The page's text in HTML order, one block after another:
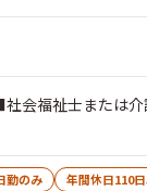
会福祉士または介
勤のみ
年間休日110